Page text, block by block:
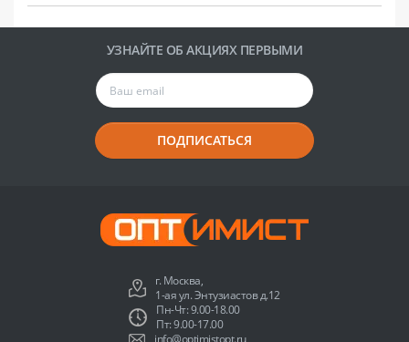
УЗНАЙТЕ ОБ АКЦИЯХ ПЕРВЫМИ
ПОДПИСАТЬСЯ
г. Москва,
1-ая ул. Энтузиастов д.12
Пн-Чт: 9.00-18.00
Пт: 9.00-17.00
info@optimistopt.ru